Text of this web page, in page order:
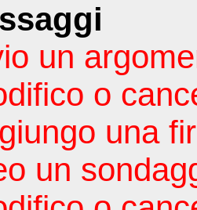
un
o
una
un